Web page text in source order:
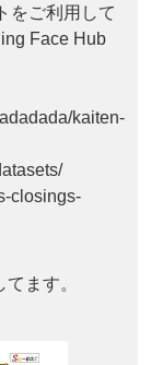
をご利用して
Face Hub
kaiten-
closings-
ます。